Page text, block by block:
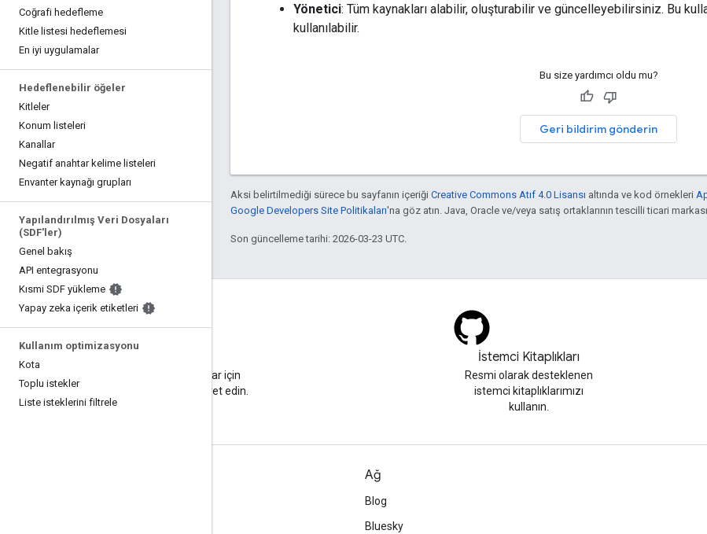
Coğrafi hedefleme
Kitle listesi hedeflemesi
En iyi uygulamalar
Hedeflenebilir öğeler
Kitleler
Konum listeleri
Kanallar
Negatif anahtar kelime listeleri
Envanter kaynağı grupları
Yapılandırılmış Veri Dosyaları
(SDF'ler)
Genel bakış
API entegrasyonu
Kısmi SDF yükleme
Yapay zeka içerik etiketleri
Kullanım optimizasyonu
Kota
Toplu istekler
Liste isteklerini filtrele
Yönetici: Tüm kaynakları alabilir, oluşturabilir ve güncelleyebilirsiniz. Bu
kullanılabilir.
Bu size yardımcı oldu mu?
Geri bildirim gönderin
Aksi belirtilmediği sürece bu sayfanın içeriği Creative Commons Atıf 4.0 Lisansı altında ve kod örnekleri
Google Developers Site Politikaları'na göz atın. Java, Oracle ve/veya satış ortaklarının tescilli ticari
Son güncelleme tarihi: 2026-03-23 UTC.
Önemli duyurular için
blogumuzu ziyaret edin.
İstemci Kitaplıkları
Resmi olarak desteklenen
istemci kitaplıklarımızı
kullanın.
Ağ
Blog
Bluesky